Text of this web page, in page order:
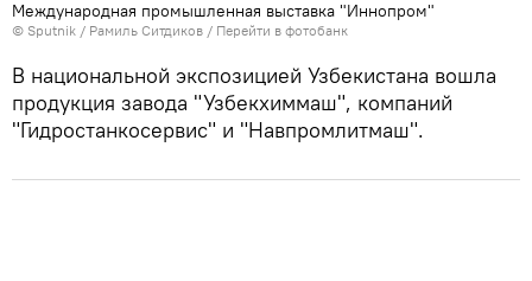
Международная промышленная выставка "Иннопром"
© Sputnik / Рамиль Ситдиков / Перейти в фотобанк
В национальной экспозицией Узбекистана вошла
продукция завода "Узбекхиммаш", компаний
"Гидростанкосервис" и "Навпромлитмаш".